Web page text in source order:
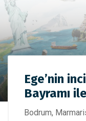
Anasayfa
Ege’nin incileri
Ege’nin
Bayramı
Bodrum,